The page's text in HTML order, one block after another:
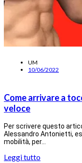
UM
10/06/2022
Come arrivare a
veloce
Per scrivere questo
Alessandro Antonietti,
mobilità, per…
Leggi tutto